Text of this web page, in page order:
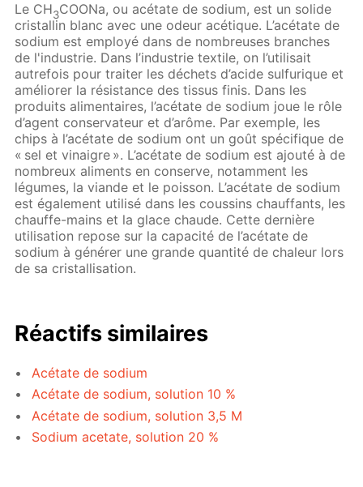
Le CH3COONa, ou acétate de sodium, est un solide
cristallin blanc avec une odeur acétique. L’acétate de
sodium est employé dans de nombreuses branches
de l'industrie. Dans l’industrie textile, on l’utilisait
autrefois pour traiter les déchets d’acide sulfurique et
améliorer la résistance des tissus finis. Dans les
produits alimentaires, l’acétate de sodium joue le rôle
d’agent conservateur et d’arôme. Par exemple, les
chips à l’acétate de sodium ont un goût spécifique de
« sel et vinaigre ». L’acétate de sodium est ajouté à de
nombreux aliments en conserve, notamment les
légumes, la viande et le poisson. L’acétate de sodium
est également utilisé dans les coussins chauffants, les
chauffe-mains et la glace chaude. Cette dernière
utilisation repose sur la capacité de l’acétate de
sodium à générer une grande quantité de chaleur lors
de sa cristallisation.
Réactifs similaires
Acétate de sodium
Acétate de sodium, solution 10 %
Acétate de sodium, solution 3,5 M
Sodium acetate, solution 20 %